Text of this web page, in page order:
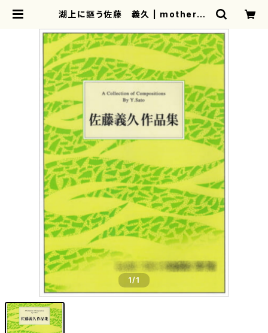
湖上に謳う佐藤 義久 | motherea
1/1